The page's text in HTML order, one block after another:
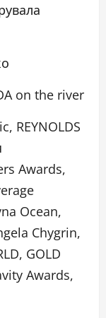
on the river
REYNOLDS
Awards,
Ocean,
Chygrin,
GOLD
Awards,